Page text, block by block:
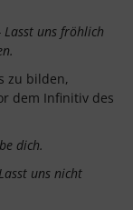
Lasst uns fröhlich
zu bilden,
dem Infinitiv des
dich.
uns nicht